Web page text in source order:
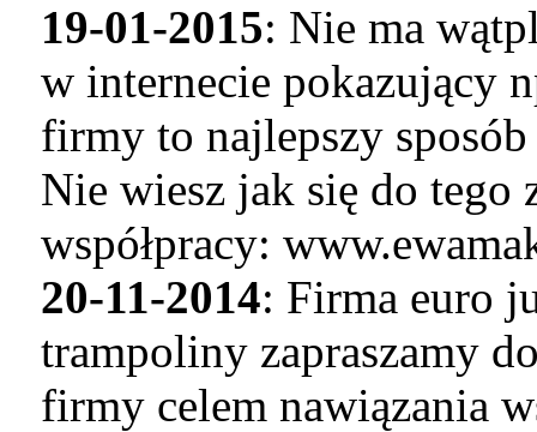
19-01-2015: Nie ma
w internecie pokazujący
firmy to najlepszy
Nie wiesz jak się do tego
współpracy:
20-11-2014: Firma euro
trampoliny zapraszamy
firmy celem nawiązania